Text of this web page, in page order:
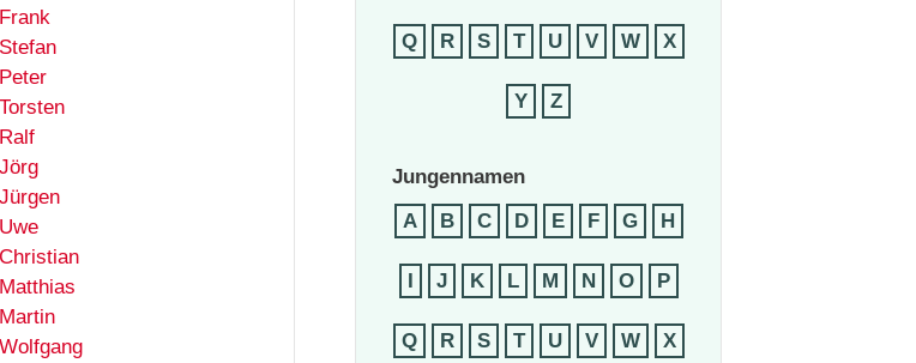
Frank
Stefan
Peter
Torsten
Ralf
Jörg
Jürgen
Uwe
Christian
Matthias
Martin
Wolfgang
Q R S T U V W X
Y Z
Jungennamen
A
B C D E F G H
I J K L M N O P
Q R S T U V W X